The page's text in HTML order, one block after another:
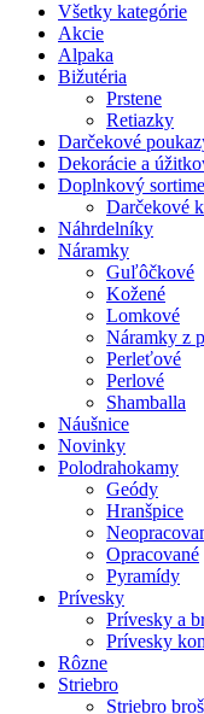
Všetky kategórie
Akcie
Alpaka
Bižutéria
Prstene
Retiazky
Darčekové
Dekorácie a
Doplnkový
Darčekové
Náhrdelníky
Náramky
Guľôčkové
Kožené
Lomkové
Náramky z
Perleťové
Perlové
Shamballa
Náušnice
Novinky
Polodrahokamy
Geódy
Hranšpice
Opracované
Pyramídy
Prívesky
Prívesky a
Prívesky
Rôzne
Striebro
Striebro